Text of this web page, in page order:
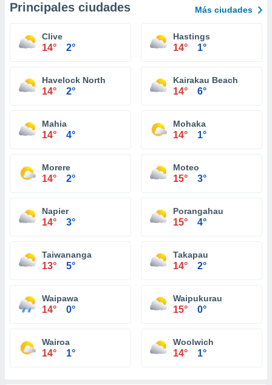
Principales ciudades Más ciudades
Clive
14° 2°
Hastings
14° 1°
Havelock North
14° 2°
Kairakau Beach
14° 6°
Mahia
14° 4°
Mohaka
14° 1°
Morere
14° 2°
Moteo
15° 3°
Napier
14° 3°
Porangahau
15° 4°
Taiwananga
13° 5°
Takapau
14° 2°
Waipawa
14° 0°
Waipukurau
15° 0°
Wairoa
14° 1°
Woolwich
14° 1°